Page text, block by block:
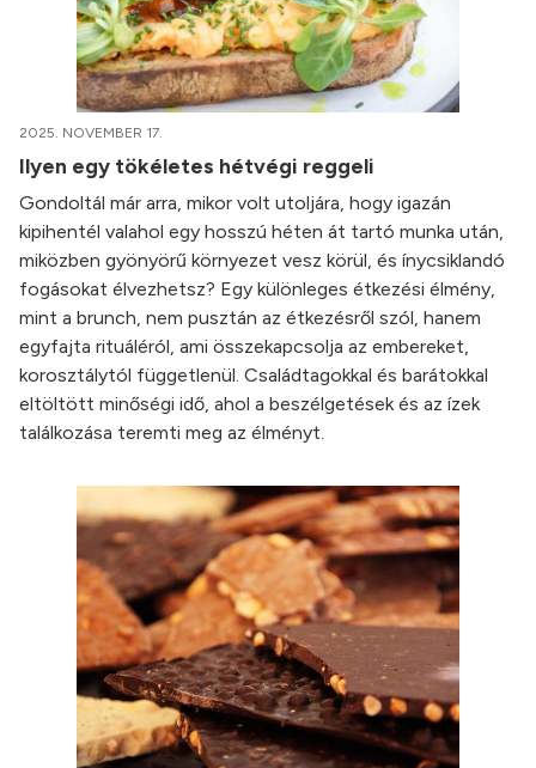
2025. NOVEMBER 17.
Ilyen egy tökéletes hétvégi reggeli
Gondoltál már arra, mikor volt utoljára, hogy igazán
kipihentél valahol egy hosszú héten át tartó munka után,
miközben gyönyörű környezet vesz körül, és ínycsiklandó
fogásokat élvezhetsz? Egy különleges étkezési élmény,
mint a brunch, nem pusztán az étkezésről szól, hanem
egyfajta rituáléról, ami összekapcsolja az embereket,
korosztálytól függetlenül. Családtagokkal és barátokkal
eltöltött minőségi idő, ahol a beszélgetések és az ízek
találkozása teremti meg az élményt.